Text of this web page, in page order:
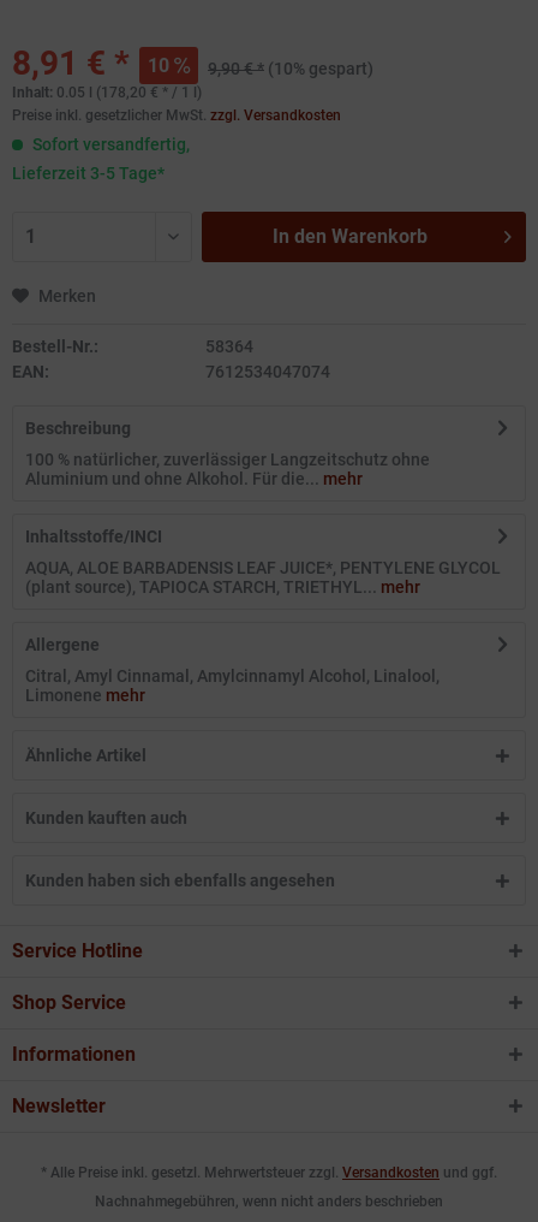
8,91 € * 10 9,90 € * (10% gespart)
Inhalt: 0.05 l (178,20 € * / 1 l)
Preise inkl. gesetzlicher MwSt. zzgl. Versandkosten
Sofort versandfertig,
Lieferzeit 3-5 Tage*
In den Warenkorb
Merken
Bestell-Nr.:
58364
EAN:
7612534047074
Beschreibung
100 % natürlicher, zuverlässiger Langzeitschutz ohne
Aluminium und ohne Alkohol. Für die... mehr
Inhaltsstoffe/INCI
AQUA, ALOE BARBADENSIS LEAF JUICE*, PENTYLENE GLYCOL
(plant source), TAPIOCA STARCH, TRIETHYL... mehr
Allergene
Citral, Amyl Cinnamal, Amylcinnamyl Alcohol, Linalool,
Limonene mehr
Ähnliche Artikel
Kunden kauften auch
Kunden haben sich ebenfalls angesehen
Service Hotline
Shop Service
Informationen
Newsletter
* Alle Preise inkl. gesetzl. Mehrwertsteuer zzgl. Versandkosten und ggf.
Nachnahmegebühren, wenn nicht anders beschrieben